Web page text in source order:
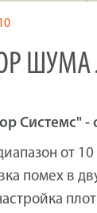
Системс"
от 10
помех в